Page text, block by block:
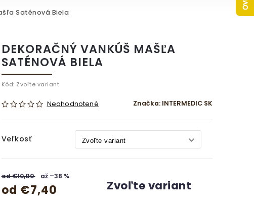
Saténová Biela
DEKORAČNÝ VANKÚŠ MAŠĽA
SATÉNOVÁ BIELA
Kód: Zvoľte variant
Neohodnotené Značka: INTERMEDIC SK
Veľkosť
od €10,90 až –38 %
od €7,40 Zvoľte variant